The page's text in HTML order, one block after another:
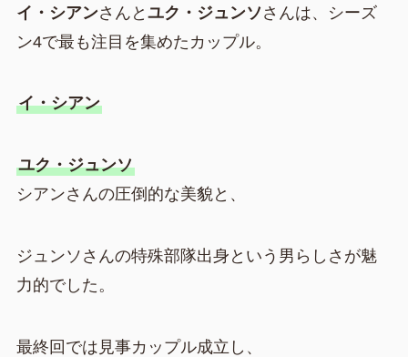
イ・シアンさんと ユク・ジュンソさんは、シーズ
ン4で最も注目を集めたカップル。
イ・シアン
ユク・ジュンソ
シアンさんの圧倒的な美貌と、
ジュンソさんの特殊部隊出身という男らしさが魅
力的でした。
最終回では見事カップル成立し、